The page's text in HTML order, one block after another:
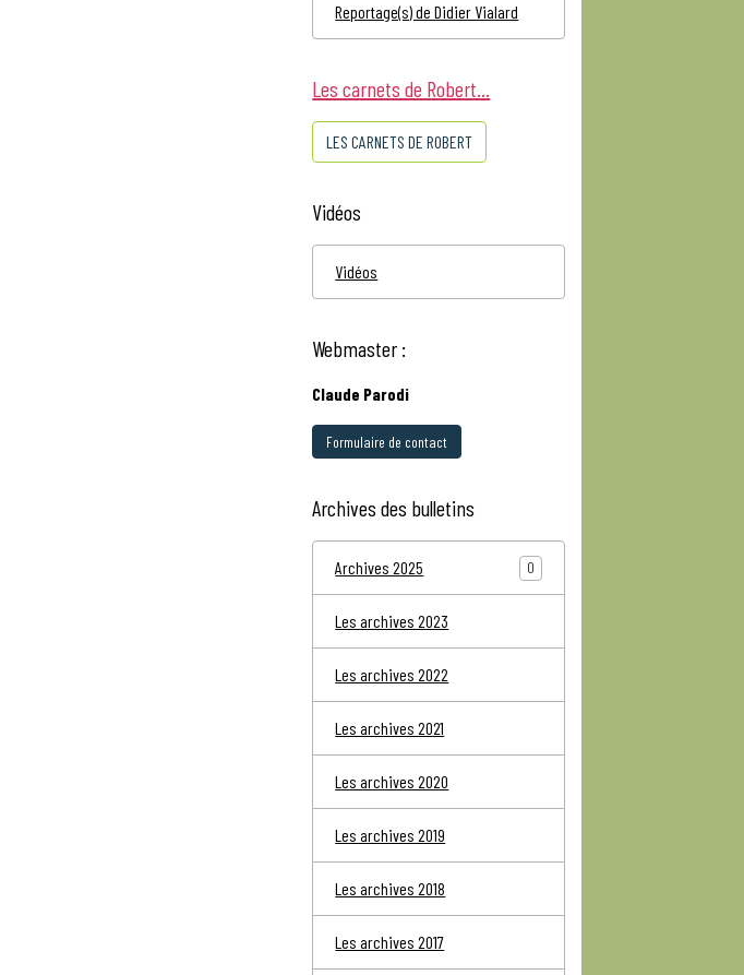
Reportage(s) de Didier Vialard
Les carnets de Robert...
LES CARNETS DE ROBERT
Vidéos
Vidéos
Webmaster :
Claude Parodi
Formulaire de contact
Archives des bulletins
Archives 2025 0
Les archives 2023
Les archives 2022
Les archives 2021
Les archives 2020
Les archives 2019
Les archives 2018
Les archives 2017